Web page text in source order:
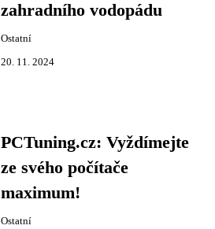
zahradního vodopádu
Ostatní
20. 11. 2024
PCTuning.cz: Vyždímejte
ze svého počítače
maximum!
Ostatní